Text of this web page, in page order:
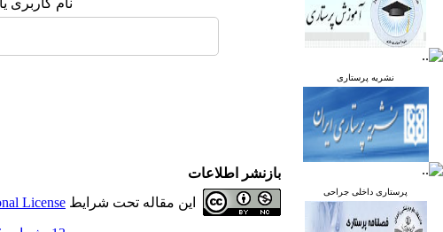
نشریه پرستاری
پرستاری داخلی جراحی
نام کاربری
بازنشر اطلاعات
این مقاله تحت شرایط License